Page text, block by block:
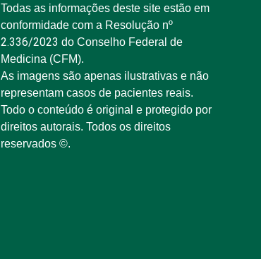
Todas as informações deste site estão em
conformidade com a Resolução nº
2.336/2023 do Conselho Federal de
Medicina (CFM).
As imagens são apenas ilustrativas e não
representam casos de pacientes reais.
Todo o conteúdo é original e protegido por
direitos autorais. Todos os direitos
reservados ©.